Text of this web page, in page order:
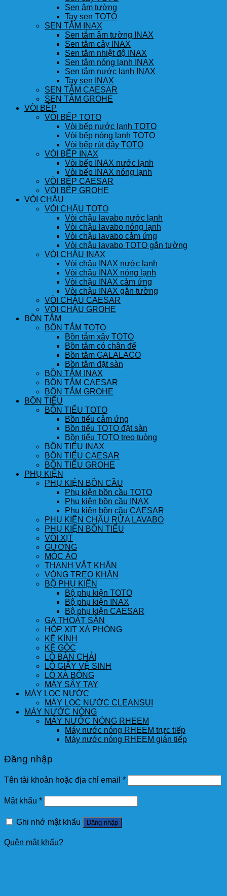
Sen âm tường
Tay sen TOTO
SEN TẮM INAX
Sen tắm âm tường INAX
Sen tắm cây INAX
Sen tắm nhiệt độ INAX
Sen tắm nóng lạnh INAX
Sen tắm nước lạnh INAX
Tay sen INAX
SEN TẮM CAESAR
SEN TẮM GROHE
VÒI BẾP
VÒI BẾP TOTO
Vòi bếp nước lạnh TOTO
Vòi bếp nóng lạnh TOTO
Vòi bếp rút dây TOTO
VÒI BẾP INAX
Vòi bếp INAX nước lạnh
Vòi bếp INAX nóng lạnh
VÒI BẾP CAESAR
VÒI BẾP GROHE
VÒI CHẬU
VÒI CHẬU TOTO
Vòi chậu lavabo nước lạnh
Vòi chậu lavabo nóng lạnh
Vòi chậu lavabo cảm ứng
Vòi chậu lavabo TOTO gắn tường
VÒI CHẬU INAX
Vòi chậu INAX nước lạnh
Vòi chậu INAX nóng lạnh
Vòi chậu INAX cảm ứng
Vòi chậu INAX gắn tường
VÒI CHẬU CAESAR
VÒI CHẬU GROHE
BỒN TẮM
BỒN TẮM TOTO
Bồn tắm xây TOTO
Bồn tắm có chân đế
Bồn tắm GALALACO
Bồn tắm đặt sàn
BỒN TẮM INAX
BỒN TẮM CAESAR
BỒN TẮM GROHE
BỒN TIỂU
BỒN TIỂU TOTO
Bồn tiểu cảm ứng
Bồn tiểu TOTO đặt sàn
Bồn tiểu TOTO treo tuòng
BỒN TIỂU INAX
BỒN TIỂU CAESAR
BỒN TIỂU GROHE
PHỤ KIỆN
PHỤ KIỆN BỒN CẦU
Phụ kiện bồn cầu TOTO
Phụ kiện bồn cầu INAX
Phụ kiện bồn cầu CAESAR
PHỤ KIỆN CHẬU RỬA LAVABO
PHỤ KIỆN BỒN TIỂU
VÒI XỊT
GƯƠNG
MÓC ÁO
THANH VẮT KHĂN
VÒNG TREO KHĂN
BỘ PHỤ KIỆN
Bộ phụ kiện TOTO
Bộ phụ kiện INAX
Bộ phụ kiện CAESAR
GA THOÁT SÀN
HỘP XỊT XÀ PHÒNG
KỆ KÍNH
KỆ GÓC
LÔ BÀN CHẢI
LÔ GIẤY VỆ SINH
LÔ XÀ BÔNG
MÁY SẤY TAY
MÁY LỌC NƯỚC
MÁY LỌC NƯỚC CLEANSUI
MÁY NƯỚC NÓNG
MÁY NƯỚC NÓNG RHEEM
Máy nước nóng RHEEM trực tiếp
Máy nước nóng RHEEM gián tiếp
Đăng nhập
Tên tài khoản hoặc địa chỉ email *
Mật khẩu *
Ghi nhớ mật khẩu Đăng nhập
Quên mật khẩu?